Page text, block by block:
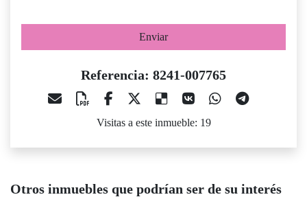
Enviar
Referencia: 8241-007765
Visitas a este inmueble: 19
Otros inmuebles que podrían ser de su interés